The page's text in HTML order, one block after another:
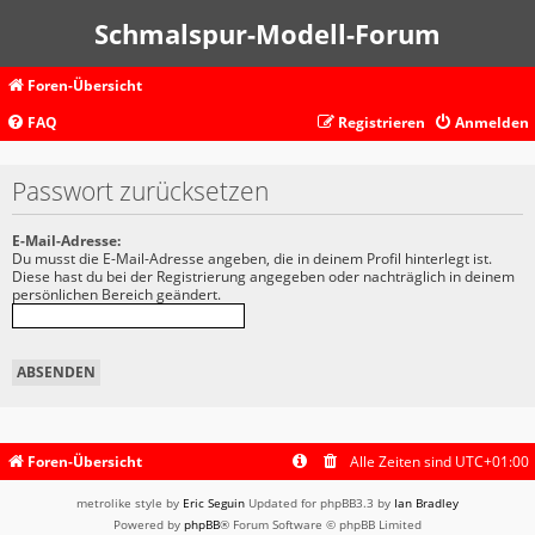
Schmalspur-Modell-Forum
Foren-Übersicht
FAQ
Anmelden
Registrieren
Passwort zurücksetzen
E-Mail-Adresse:
Du musst die E-Mail-Adresse angeben, die in deinem Profil hinterlegt ist.
Diese hast du bei der Registrierung angegeben oder nachträglich in deinem
persönlichen Bereich geändert.
Foren-Übersicht Alle Zeiten sind UTC+01:00
metrolike style by Eric Seguin Updated for phpBB3.3 by Ian Bradley
Powered by phpBB® Forum Software © phpBB Limited